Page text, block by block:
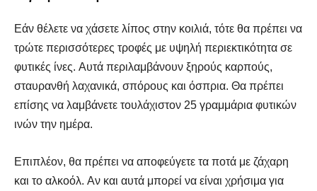
Εάν θέλετε να χάσετε λίπος στην κοιλιά, τότε θα πρέπει να
τρώτε περισσότερες τροφές με υψηλή περιεκτικότητα σε
φυτικές ίνες. Αυτά περιλαμβάνουν ξηρούς καρπούς,
σταυρανθή λαχανικά, σπόρους και όσπρια. Θα πρέπει
επίσης να λαμβάνετε τουλάχιστον 25 γραμμάρια φυτικών
ινών την ημέρα.
Επιπλέον, θα πρέπει να αποφεύγετε τα ποτά με ζάχαρη
και το αλκοόλ. Αν και αυτά μπορεί να είναι χρήσιμα για